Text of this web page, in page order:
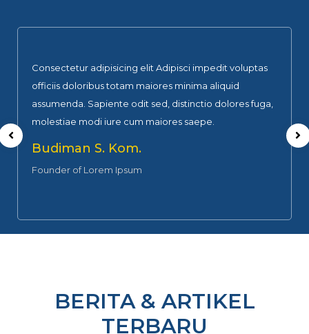
Consectetur adipisicing elit Adipisci impedit voluptas
officiis doloribus totam maiores minima aliquid
assumenda. Sapiente odit sed, distinctio dolores fuga,
molestiae modi iure cum maiores saepe.
Budiman S. Kom.
Founder of Lorem Ipsum
BERITA & ARTIKEL
TERBARU